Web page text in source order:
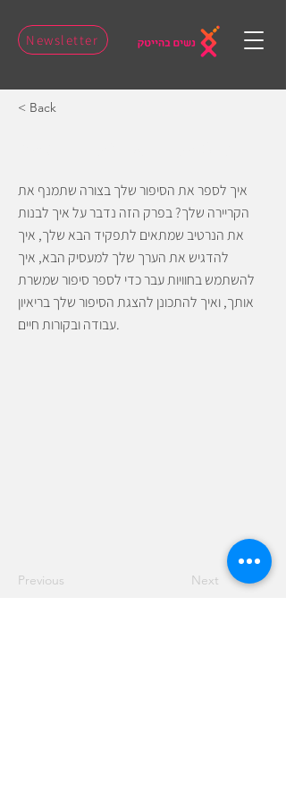
Newsletter
< Back
איך לספר את הסיפור שלך בצורה שתמנף את
הקריירה שלך? בפרק הזה נדבר על איך לבנות
את הנרטיב שמתאים לתפקיד הבא שלך, איך
להדגיש את הערך שלך למעסיק הבא, איך
להשתמש בחוויות עבר כדי לספר סיפור שמשרת
אותך, ואיך להתכונן להצגת הסיפור שלך בריאיון
עבודה ובקורות חיים.
Previous Next